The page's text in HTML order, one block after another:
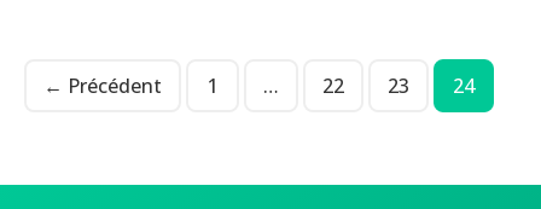
← Précédent 1 … 22 23 24